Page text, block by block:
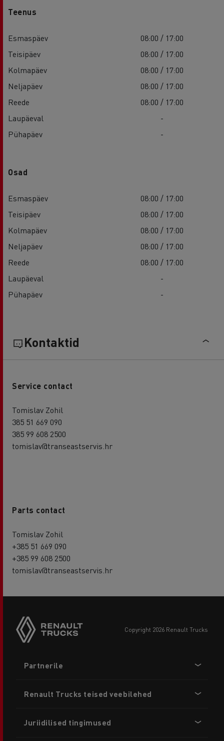
Teenus
Esmaspäev
08:00 / 17:00
Teisipäev
08:00 / 17:00
Kolmapäev
08:00 / 17:00
Neljapäev
08:00 / 17:00
Reede
08:00 / 17:00
Laupäeval
-
Pühapäev
-
Osad
Esmaspäev
08:00 / 17:00
Teisipäev
08:00 / 17:00
Kolmapäev
08:00 / 17:00
Neljapäev
08:00 / 17:00
Reede
08:00 / 17:00
Laupäeval
-
Pühapäev
-
Kontaktid
Service contact
Tomislav Zohil
385 51 669 090
385 99 608 2500
tomislav@transeastservis.hr
Parts contact
Tomislav Zohil
+385 51 669 090
+385 99 608 2500
tomislav@transeastservis.hr
copyright 2026 Renault Trucks
menu
Partnerile
Renault Trucks teised veebilehed
Juriidilised tingimused